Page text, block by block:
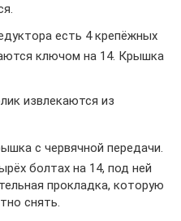
есть 4 крепёжных
ключом на 14. Крышка
извлекаются из
с червячной передачи.
болтах на 14, под ней
прокладка, которую
снять.